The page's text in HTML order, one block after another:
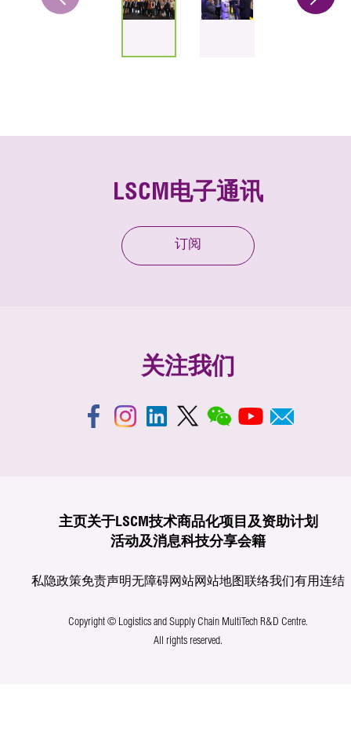
LSCM电子通讯
订阅
关注我们
主页关于LSCM技术商品化项目及资助计划
活动及消息科技分享会籍
私隐政策免责声明无障碍网站网站地图联络我们有用连结
Copyright © Logistics and Supply Chain MultiTech R&D Centre.
All rights reserved.